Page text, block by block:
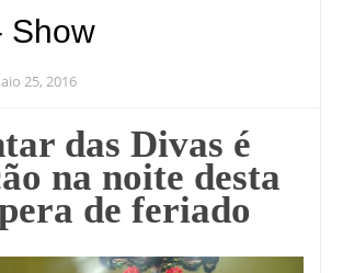
Show
25, 2016
das Divas é
na noite desta
de feriado